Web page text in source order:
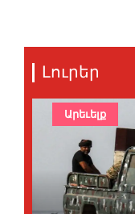
Լուրեր
Արեւելք